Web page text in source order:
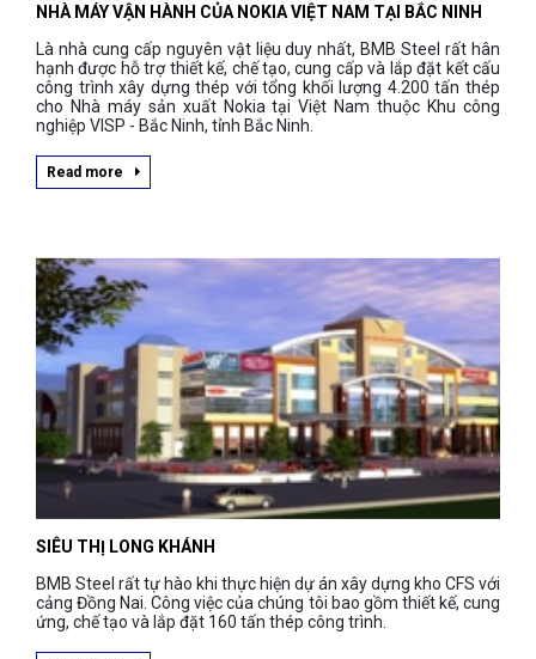
NHÀ MÁY VẬN HÀNH CỦA NOKIA VIỆT NAM TẠI BẮC NINH
Là nhà cung cấp nguyên vật liệu duy nhất, BMB Steel rất hân
hạnh được hỗ trợ thiết kế, chế tạo, cung cấp và lắp đặt kết cấu
công trình xây dựng thép với tổng khối lượng 4.200 tấn thép
cho Nhà máy sản xuất Nokia tại Việt Nam thuộc Khu công
nghiệp VISP - Bắc Ninh, tỉnh Bắc Ninh.
Read more
SIÊU THỊ LONG KHÁNH
BMB Steel rất tự hào khi thực hiện dự án xây dựng kho CFS với
cảng Đồng Nai. Công việc của chúng tôi bao gồm thiết kế, cung
ứng, chế tạo và lắp đặt 160 tấn thép công trình.